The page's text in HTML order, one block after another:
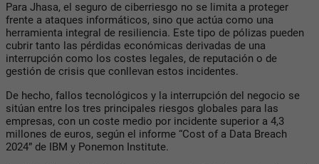
Para Jhasa, el seguro de ciberriesgo no se limita a proteger
frente a ataques informáticos, sino que actúa como una
herramienta integral de resiliencia. Este tipo de pólizas pueden
cubrir tanto las pérdidas económicas derivadas de una
interrupción como los costes legales, de reputación o de
gestión de crisis que conllevan estos incidentes.
De hecho, fallos tecnológicos y la interrupción del negocio se
sitúan entre los tres principales riesgos globales para las
empresas, con un coste medio por incidente superior a 4,3
millones de euros, según el informe “Cost of a Data Breach
2024” de IBM y Ponemon Institute.